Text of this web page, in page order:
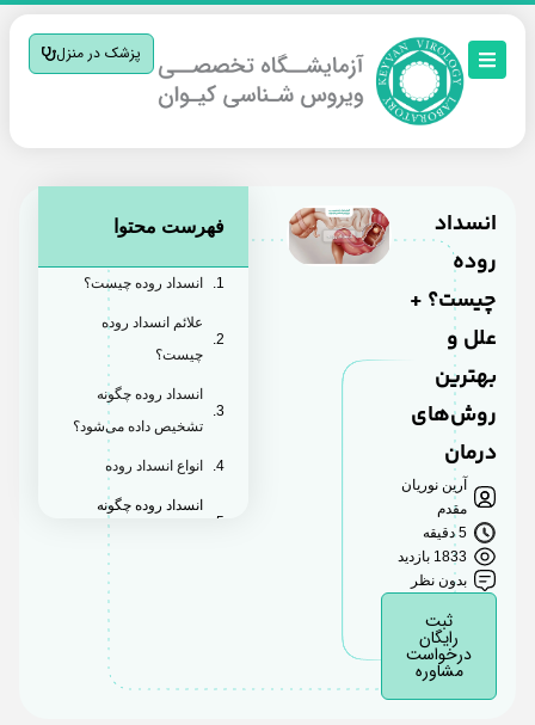
پزشک در منزل
انسداد
روده
چیست؟ +
علل و
بهترین
روش‌های
درمان
آرین نوریان
مقدم
5 دقیقه
1833 بازدید
بدون نظر
رایگان
درخواست
مشاوره
فهرست محتوا
انسداد روده چیست؟
علائم انسداد روده
چیست؟
انسداد روده چگونه
تشخیص داده می‌شود؟
انواع انسداد روده
انسداد روده چگونه